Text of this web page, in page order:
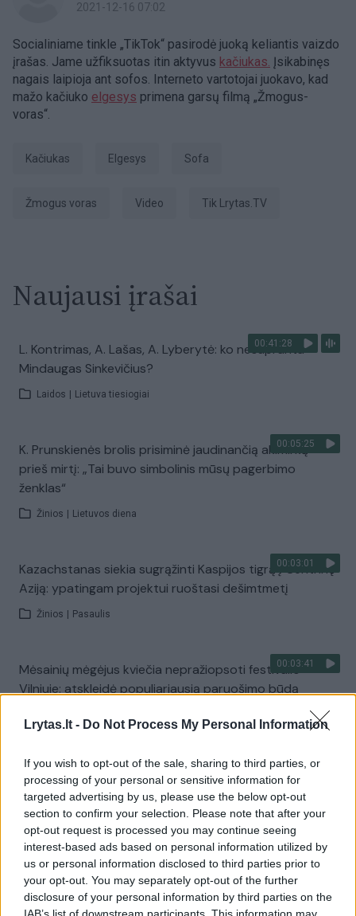
Lrytas.lt - Do Not Process My Personal Information
If you wish to opt-out of the sale, sharing to third parties, or
processing of your personal or sensitive information for
targeted advertising by us, please use the below opt-out
section to confirm your selection. Please note that after your
opt-out request is processed you may continue seeing
interest-based ads based on personal information utilized by
us or personal information disclosed to third parties prior to
your opt-out. You may separately opt-out of the further
disclosure of your personal information by third parties on the
2021-12-16 07:02
Socialiniame tinkle „TikTok“ pasirodė juoką keliantis vaizdo
įrašas. Jame užfiksuotas itin aktyvus kačiukas. Įsikabinęs
nagais laipioja ant sofos. Interneto vartotojai juokavo, kad
mažo kačiuko elgesys primena garsų filmą „Žmogus-
voras“.
kačiukas elgesys sofa
žmogus voras Video tik Lrytas.TV
Naujausi įrašai
00:41:28
L. Kontrimas, A. Lašas, A. Lyberytė: ko nesupranta
Mindaugas Sinkevičius?
Laidos Lietuva tiesiogiai
00:05:25
K. Prunskienės brolis prisiminė jaudinančią akimirką
prieš mirtį: „Tai buvo simbolinis mūsų pagerbimo
ženklas“
Žinios Lietuvos diena
00:03:01
Kazachstanas siekia sugrąžinti Kaspijos tigrą į Centrinę
Aziją: ypatingam projektui ruoštasi dešimtmetį
Žinios Pasaulis
00:03:41
Mėsainių mėgėjus kviečia nepražiopsoti festivalio
Vilniuje: atskleidė populiariausią paruošimo būdą
Visi įrašai
Žiūrimiausi įrašai
00:00:49
Pateikė daugiau detalių apie iš tėvų paimtus šešis